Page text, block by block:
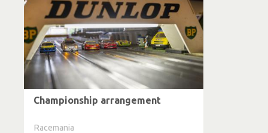
Championship arrangement
Racemania